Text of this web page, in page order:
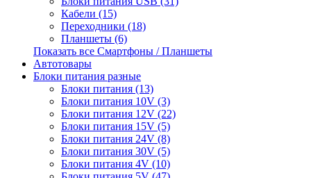
Кабели (15)
Переходники (18)
Планшеты (6)
Показать все Смартфоны / Планшеты
Автотовары
Блоки питания разные
Блоки питания (13)
Блоки питания 10V (3)
Блоки питания 12V (22)
Блоки питания 15V (5)
Блоки питания 24V (8)
Блоки питания 30V (5)
Блоки питания 4V (10)